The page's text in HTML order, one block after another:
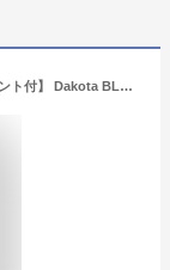
【ダコタ ブラックレーベル 3年保証＋Wプレゼント付】 Dakota BLACK LABEL ダコタ ブラックレーベル 財布エティカ 小銭入れ付き二つ折り財布 0620320（0620310）メンズ 二つ折り ギフト ブランド ブラック 男性 定番 日常使い プレゼント 一粒万倍日 開運日